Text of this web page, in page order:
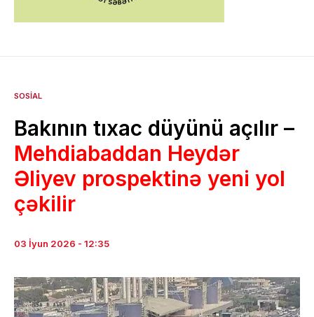
SOSIAL
Bakının tıxac düyünü açılır –
Mehdiabaddan Heydər
Əliyev prospektinə yeni yol
çəkilir
03 İyun 2026 - 12:35